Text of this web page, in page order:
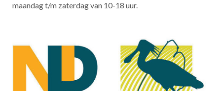
maandag t/m zaterdag van 10-18 uur.